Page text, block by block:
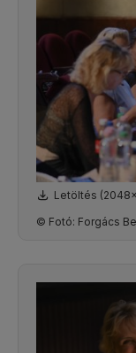
Letöltés
© Fotó: Forgács